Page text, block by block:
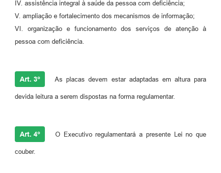
IV. assistência integral à saúde da pessoa com deficiência;
V. ampliação e fortalecimento dos mecanismos de informação;
VI. organização e funcionamento dos serviços de atenção à
pessoa com deficiência.
Art. 3º As placas devem estar adaptadas em altura para
devida leitura a serem dispostas na forma regulamentar.
Art. 4º O Executivo regulamentará a presente Lei no que
couber.